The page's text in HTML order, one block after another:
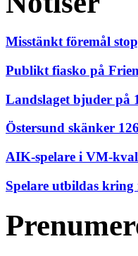
Misstänkt föremål
Publikt fiasko på
Landslaget bjuder på
Östersund skänker
AIK-spelare i VM-
Spelare utbildas